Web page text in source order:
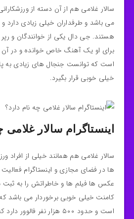
سالار غلامی هم از آن دسته از
می باشد و طرفداران خیلی زیادی دارد
هستند. جی دال یکی از خوانندگان و
برای او یک آهنگ خاص خوانده و در آن
است که توانست جنجال های زیادی به پا
خیلی خوبی قرار بگیرد.
اینستاگرام سالار غلامی
سالار غلامی هم همانند خیلی از افراد
ها در فضای مجازی و اینستاگرام
عکس ها فیلم ها و خاطراتش را به ثبت
کامنت خیلی خوبی برخوردار می باشد که
است و حدود ۵۰۰ هزار نفر